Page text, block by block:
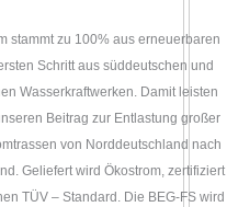
stammt zu 100% aus erneuerbaren
Schritt aus süddeutschen und
Wasserkraftwerken. Damit leisten
Beitrag zur Entlastung großer
von Norddeutschland nach
Geliefert wird Ökostrom, zertifiziert
TÜV – Standard. Die BEG-FS wird